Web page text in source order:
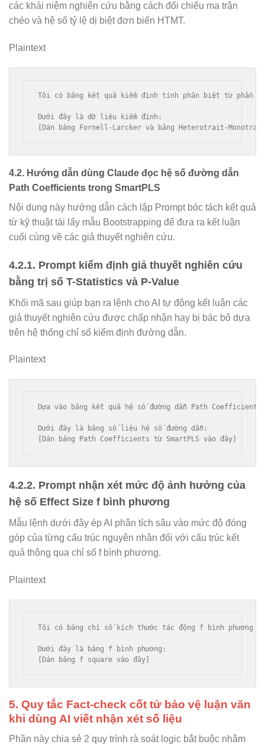
các khái niệm nghiên cứu bằng cách đối chiếu ma trận
chéo và hệ số tỷ lệ dị biệt đơn biến HTMT.
Plaintext
Tôi có bảng kết quả kiểm định tính phân biệt từ phần
Dưới đây là dữ liệu kiểm định:
4.2. Hướng dẫn dùng Claude đọc hệ số đường dẫn
Path Coefficients trong SmartPLS
Nội dung này hướng dẫn cách lập Prompt bóc tách kết quả
từ kỹ thuật tái lấy mẫu Bootstrapping để đưa ra kết luận
cuối cùng về các giả thuyết nghiên cứu.
4.2.1. Prompt kiểm định giả thuyết nghiên cứu
bằng trị số T-Statistics và P-Value
Khối mã sau giúp bạn ra lệnh cho AI tự động kết luận các
giả thuyết nghiên cứu được chấp nhận hay bị bác bỏ dựa
trên hệ thống chỉ số kiểm định đường dẫn.
Plaintext
Dựa vào bảng kết quả hệ số đường dẫn Path
Dưới đây là bảng số liệu hệ số đường dẫn:
4.2.2. Prompt nhận xét mức độ ảnh hưởng của
hệ số Effect Size f bình phương
Mẫu lệnh dưới đây ép AI phân tích sâu vào mức độ đóng
góp của từng cấu trúc nguyên nhân đối với cấu trúc kết
quả thông qua chỉ số f bình phương.
Plaintext
Tôi có bảng chỉ số kích thước tác động f bình phương
Dưới đây là bảng f bình phương:
5. Quy tắc Fact-check cốt tử bảo vệ luận văn
khi dùng AI viết nhận xét số liệu
Phần này chia sẻ 2 quy trình rà soát logic bắt buộc nhằm